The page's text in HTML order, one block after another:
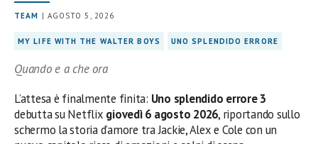
TEAM | AGOSTO 5, 2026
MY LIFE WITH THE WALTER BOYS UNO SPLENDIDO ERRORE
Quando e a che ora
L’attesa è finalmente finita: Uno splendido errore 3
debutta su Netflix giovedì 6 agosto 2026, riportando sullo
schermo la storia d’amore tra Jackie, Alex e Cole con un